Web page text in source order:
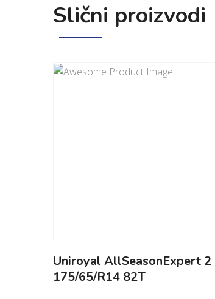
Slični proizvodi
Uniroyal AllSeasonExpert 2
175/65/R14 82T